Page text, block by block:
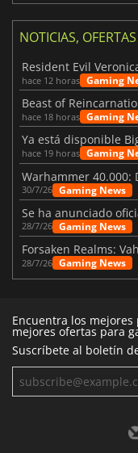
NOTICIAS, OFERTAS
hace 12 horas Gaming
hace 18 horas Gaming
hace 19 horas Gaming
30/7/26 Gaming News
28/7/26 Gaming News
28/7/26 Gaming News
Encuentra los mejores
mejores ofertas para
Suscríbete al boletín